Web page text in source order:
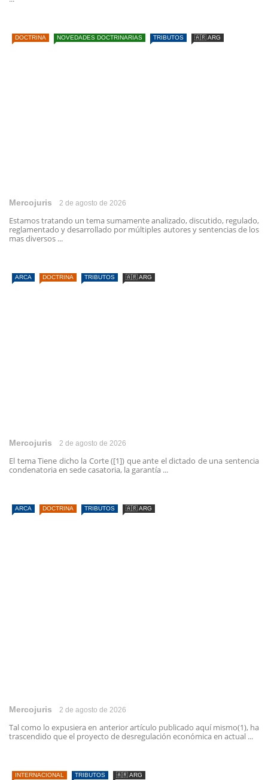
DOCTRINA NOVEDADES DOCTRINARIAS TRIBUTOS 🇦🇷 ARG
Mercojuris 2 de agosto de 2026
Estamos tratando un tema sumamente analizado, discutido, regulado,
reglamentado y desarrollado por múltiples autores y sentencias de los
mas diversos ...
ARCA DOCTRINA TRIBUTOS 🇦🇷 ARG
Mercojuris 2 de agosto de 2026
El tema Tiene dicho la Corte ([1]) que ante el dictado de una sentencia
condenatoria en sede casatoria, la garantía ...
ARCA DOCTRINA TRIBUTOS 🇦🇷 ARG
Mercojuris 2 de agosto de 2026
Tal como lo expusiera en anterior artículo publicado aquí mismo(1), ha
trascendido que el proyecto de desregulación económica en actual ...
INTERNACIONAL TRIBUTOS 🇦🇷 ARG